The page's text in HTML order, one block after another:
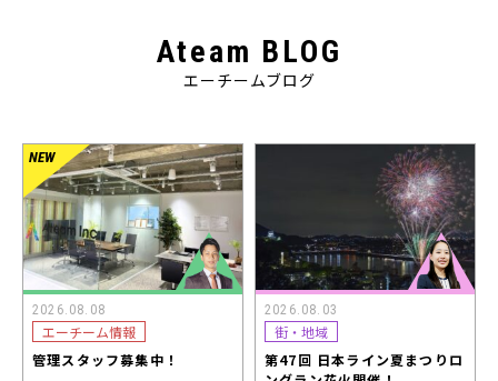
Ateam BLOG
エーチームブログ
2026.08.08
エーチーム情報
管理スタッフ募集中！
2026.08.03
街・地域
第47回 日本ライン夏まつりロ